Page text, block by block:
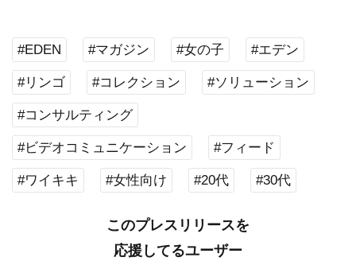
#EDEN #マガジン #女の子 #エデン
#リンゴ #コレクション #ソリューション
#コンサルティング
#ビデオコミュニケーション #フィード
#ワイキキ #女性向け #20代 #30代
このプレスリリースを
応援してるユーザー